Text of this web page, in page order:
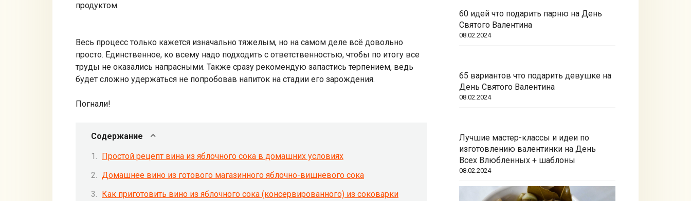
продуктом.
Весь процесс только кажется изначально тяжелым, но на самом деле всё довольно
просто. Единственное, ко всему надо подходить с ответственностью, чтобы по итогу все
труды не оказались напрасными. Также сразу рекомендую запастись терпением, ведь
будет сложно удержаться не попробовав напиток на стадии его зарождения.
Погнали!
Содержание
Простой рецепт вина из яблочного сока в домашних условиях
Домашнее вино из готового магазинного яблочно-вишневого сока
Как приготовить вино из яблочного сока (консервированного) из соковарки
60 идей что подарить парню на День
Святого Валентина
08.02.2024
65 вариантов что подарить девушке на
День Святого Валентина
08.02.2024
Лучшие мастер-классы и идеи по
изготовлению валентинки на День
Всех Влюбленных + шаблоны
08.02.2024